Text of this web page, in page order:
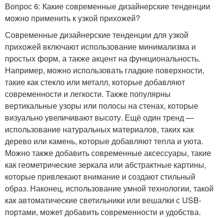
Вопрос 6: Какие современные дизайнерские тенденции
можно применить к узкой прихожей?
Современные дизайнерские тенденции для узкой
прихожей включают использование минимализма и
простых форм, а также акцент на функциональность.
Например, можно использовать гладкие поверхности,
такие как стекло или металл, которые добавляют
современности и легкости. Также популярны
вертикальные узоры или полосы на стенах, которые
визуально увеличивают высоту. Ещё один тренд —
использование натуральных материалов, таких как
дерево или камень, которые добавляют тепла и уюта.
Можно также добавить современные аксессуары, такие
как геометрические зеркала или абстрактные картины,
которые привлекают внимание и создают стильный
образ. Наконец, использование умной технологии, такой
как автоматические светильники или вешалки с USB-
портами, может добавить современности и удобства.